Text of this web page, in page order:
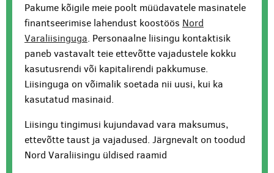
Pakume kõigile meie poolt müüdavatele masinatele
finantseerimise lahendust koostöös Nord
Varaliisinguga. Personaalne liisingu kontaktisik
paneb vastavalt teie ettevõtte vajadustele kokku
kasutusrendi või kapitalirendi pakkumuse.
Liisinguga on võimalik soetada nii uusi, kui ka
kasutatud masinaid.
Liisingu tingimusi kujundavad vara maksumus,
ettevõtte taust ja vajadused. Järgnevalt on toodud
Nord Varaliisingu üldised raamid